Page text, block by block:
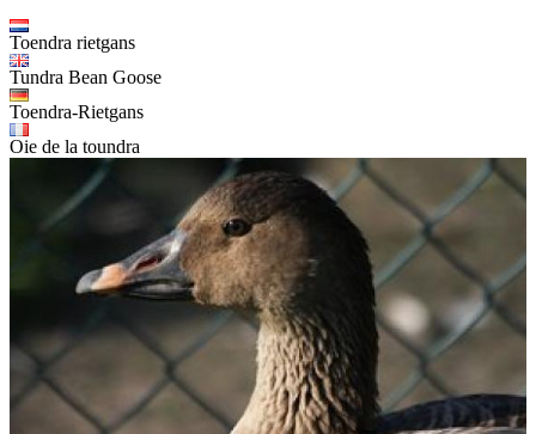
Toendra rietgans
Tundra Bean Goose
Toendra-Rietgans
Oie de la toundra